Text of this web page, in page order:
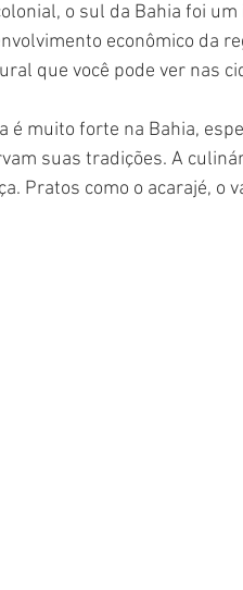
o sul da Bahia foi
econômico da
que você pode ver nas
é muito forte na Bahia,
suas tradições. A
Pratos como o acarajé, o